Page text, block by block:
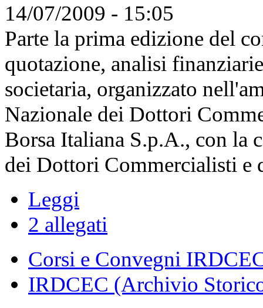
14/07/2009 - 15:05
Parte la prima edizione del
quotazione, analisi
societaria, organizzato
Nazionale dei Dottori
Borsa Italiana S.p.A., con la
dei Dottori Commercialisti
Leggi
2 allegati
Corsi e Convegni
IRDCEC (Archivio